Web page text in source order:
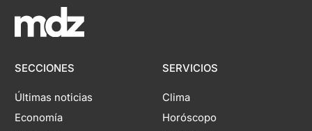
SECCIONES
Últimas noticias
Economía
SERVICIOS
Clima
Horóscopo